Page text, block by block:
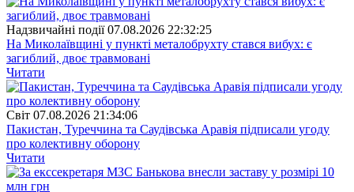
Надзвичайні події 07.08.2026 22:32:25
На Миколаївщині у пункті металобрухту стався вибух: є
загиблий, двоє травмовані
Читати
Свiт 07.08.2026 21:34:06
Пакистан, Туреччина та Саудівська Аравія підписали угоду
про колективну оборону
Читати